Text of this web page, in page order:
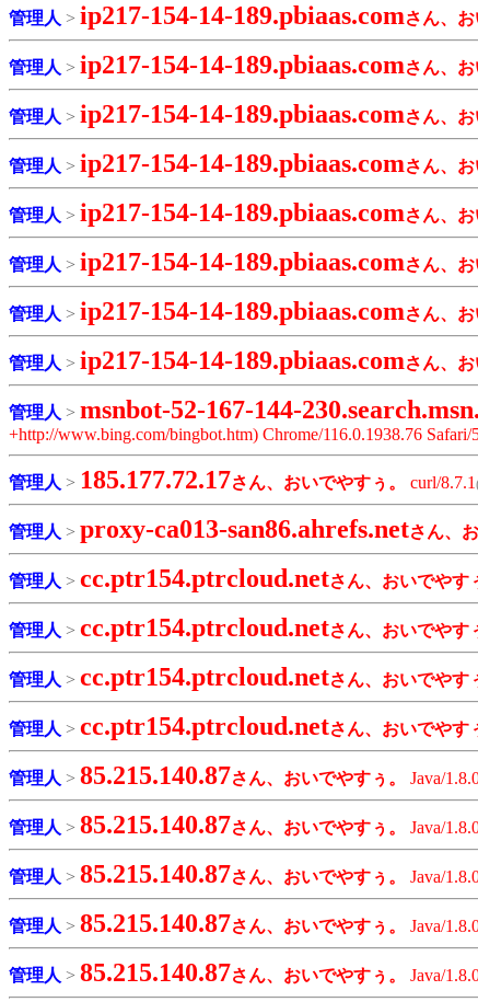
管理人 > ip217-154-14-189.pbiaas.comさん、お
管理人 > ip217-154-14-189.pbiaas.comさん、お
管理人 > ip217-154-14-189.pbiaas.comさん、お
管理人 > ip217-154-14-189.pbiaas.comさん、お
管理人 > ip217-154-14-189.pbiaas.comさん、お
管理人 > ip217-154-14-189.pbiaas.comさん、お
管理人 > ip217-154-14-189.pbiaas.comさん、お
管理人 > ip217-154-14-189.pbiaas.comさん、お
管理人 > msnbot-52-167-144-
+http://www.bing.com/bingbot.htm) Chrome/116.0.1938.76 Safari/
管理人 > 185.177.72.17さん、おいでやすぅ。 curl/8.7.1
管理人 > proxy-ca013-san86.ahrefs.netさん、
管理人 > cc.ptr154.ptrcloud.netさん、おいでやす
管理人 > cc.ptr154.ptrcloud.netさん、おいでやす
管理人 > cc.ptr154.ptrcloud.netさん、おいでやす
管理人 > cc.ptr154.ptrcloud.netさん、おいでやす
管理人 > 85.215.140.87さん、おいでやすぅ。 Java/
管理人 > 85.215.140.87さん、おいでやすぅ。 Java/
管理人 > 85.215.140.87さん、おいでやすぅ。 Java/
管理人 > 85.215.140.87さん、おいでやすぅ。 Java/
管理人 > 85.215.140.87さん、おいでやすぅ。 Java/